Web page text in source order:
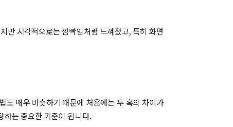
만 시각적으로는 깜빡임처럼 느껴졌고, 특히 화면
매우 비슷하기 때문에 처음에는 두 훅의 차이가
하는 중요한 기준이 됩니다.